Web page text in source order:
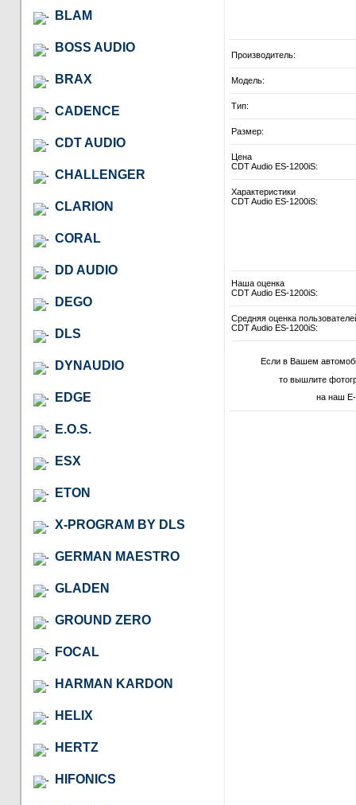
BLAM
BOSS AUDIO
BRAX
CADENCE
CDT AUDIO
CHALLENGER
CLARION
CORAL
DD AUDIO
DEGO
DLS
DYNAUDIO
EDGE
E.O.S.
ESX
ETON
X-PROGRAM BY DLS
GERMAN MAESTRO
GLADEN
GROUND ZERO
FOCAL
HARMAN KARDON
HELIX
HERTZ
HIFONICS
Производитель:
Модель:
Тип:
Размер:
Цена
CDT Audio ES-1200iS:
Характеристики
CDT Audio ES-1200iS:
Наша оценка
CDT Audio ES-1200iS:
Средняя оценка
CDT Audio ES-1200iS:
Если в Вашем
то вышлите
на наш